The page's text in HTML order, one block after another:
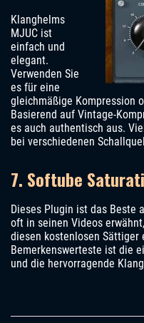
Klanghelms
MJUC ist
einfach und
elegant.
Verwenden Sie
es für eine
gleichmäßige Kompression
Basierend auf Vintage-
es auch authentisch aus.
bei verschiedenen
7. Softube
Dieses Plugin ist das Beste
oft in seinen Videos
diesen kostenlosen Sättiger
Bemerkenswerteste ist die
und die hervorragende